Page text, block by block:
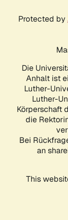
Protected by
Die
Anhalt ist
Luther-
Luther-
Körperschaft
die
Bei
an
This